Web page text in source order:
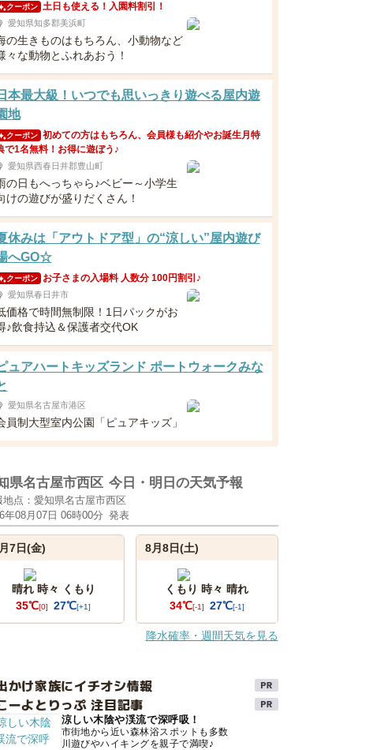
クーポン 土日も使える！入園料割引！
愛知県知多郡美浜町
の生きものはもちろん、小動物など
々な動物とふれあおう！
本最大級！いつでも思いっきり遊べる屋内遊
地
クーポン 初めての方はもちろん、会員様も紹介やお誕生月特
で1名無料！お得に遊ぼう♪
愛知県西春日井郡豊山町
の日もへっちゃら♪ベビー～小学生
けの遊びが盛りだくさん！
休みは「アウトドア型」の“涼しい”屋内遊び
へGO☆
クーポン お子さまの入場料 人数分 100円割引♪
愛知県春日井市
価格で時間無制限！1日パックがお
♪飲食持込＆保護者交代OK
ュアハートキッズランド ポートウォークみな
愛知県名古屋市港区
員制大型室内公園「ピュアキッズ」
県名古屋市西区 今日・明日の天気予報
地点：愛知県名古屋市西区
年08月07日 06時00分 発表
7日(金)
晴れ 時々 くもり
35℃[0] 27℃[+1]
8月8日(土)
くもり 時々 晴れ
34℃[-1] 27℃[-1]
降水確率・週間天気を見る
かけ家族にイチオシ情報
ーよとりっぷ 注目記事
涼しい木陰や渓流で深呼吸！
市街地から近い森林浴スポットも多数
川遊びやハイキングを親子で満喫♪